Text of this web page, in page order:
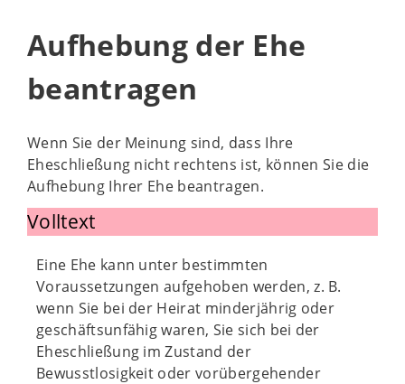
Aufhebung der Ehe
beantragen
Wenn Sie der Meinung sind, dass Ihre
Eheschließung nicht rechtens ist, können Sie die
Aufhebung Ihrer Ehe beantragen.
Volltext
Eine Ehe kann unter bestimmten
Voraussetzungen aufgehoben werden, z. B.
wenn Sie bei der Heirat minderjährig oder
geschäftsunfähig waren, Sie sich bei der
Eheschließung im Zustand der
Bewusstlosigkeit oder vorübergehender